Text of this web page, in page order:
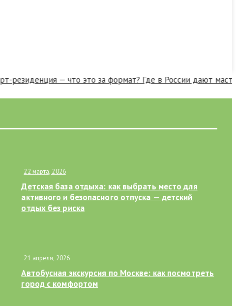
— что это за формат? Где в России дают
22 марта, 2026
Детская база отдыха: как выбрать место для
активного и безопасного отпуска — детский
отдых без риска
21 апреля, 2026
Автобусная экскурсия по Москве: как посмотреть
город с комфортом